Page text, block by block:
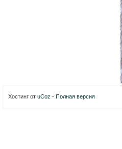
Хостинг от uCoz - Полная версия